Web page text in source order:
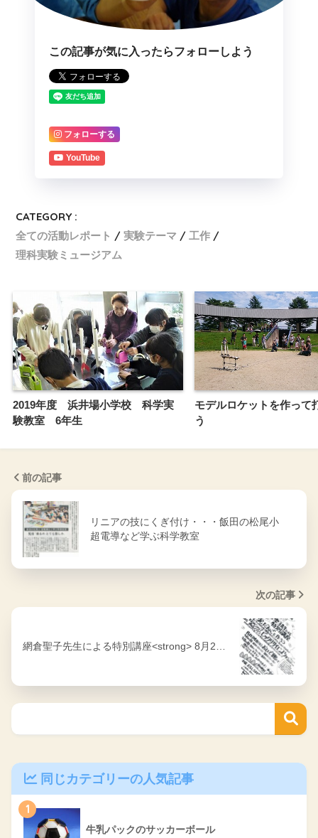
この記事が気に入ったらフォローしよう
フォローする
YouTube
CATEGORY :
全ての活動レポート
実験テーマ
工作
理科実験ミュージアム
2019年度 浜井場小学校 科学実
験教室 6年生
モデルロケットを作って
う
前の記事
リニアの技にくぎ付け・・・飯田の松尾小
超電導など学ぶ科学教室
次の記事
網倉聖子先生による特別講座<strong> 8月2…
同じカテゴリーの人気記事
1
牛乳パックのサッカーボール